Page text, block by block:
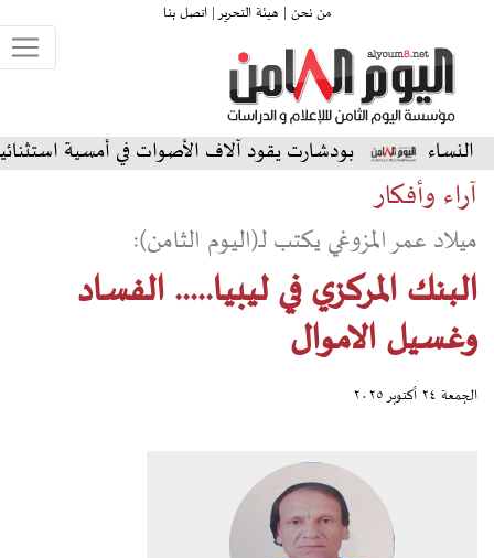
من نحن | هيئة التحرير |اتصل بنا
بودشارت يقود آلاف الأصوات في أمسية استثنائية على المسرح
آراء وأفكار
ميلاد عمر المزوغي يكتب لـ(اليوم الثامن):
البنك المركزي في ليبيا..... الفساد
وغسيل الاموال
الجمعة ٢٤ أكتوبر ٢٠٢٥